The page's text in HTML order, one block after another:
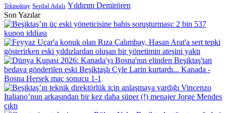
Tekinoktay Serdal Adalı Yıldırım Demirören
Son Yazılar